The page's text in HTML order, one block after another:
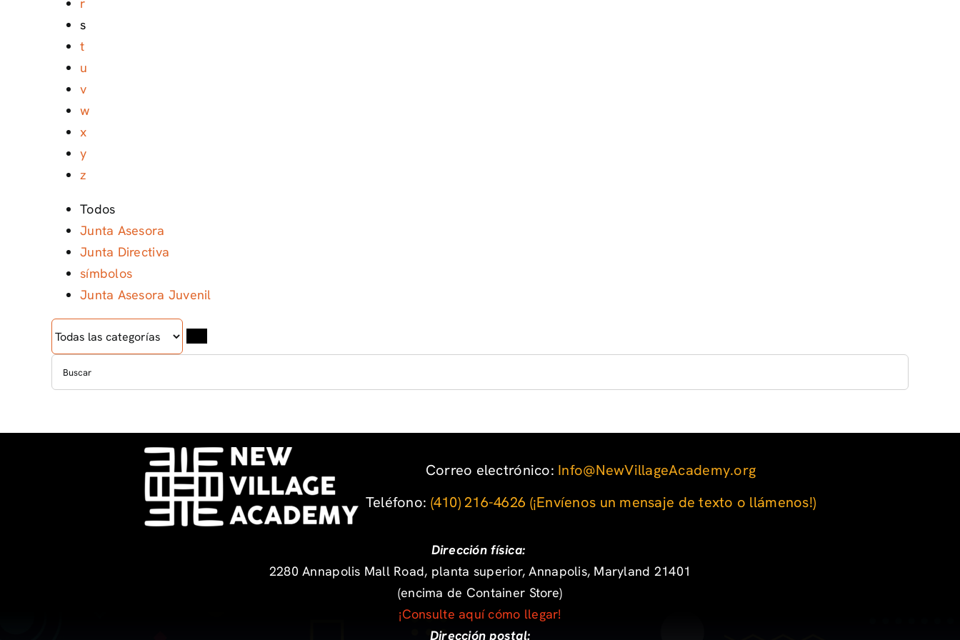
s
t
u
v
w
x
y
z
Todos
Junta Asesora
Junta Directiva
símbolos
Junta Asesora Juvenil
Correo electrónico: Info@NewVillageAcademy.org
Teléfono: ‪ (410) 216-4626 (¡Envíenos un mensaje de texto o llámenos!)
Dirección física:
2280 Annapolis Mall Road, planta superior, Annapolis, Maryland 21401
(encima de Container Store)
¡Consulte aquí cómo llegar!
Dirección postal: